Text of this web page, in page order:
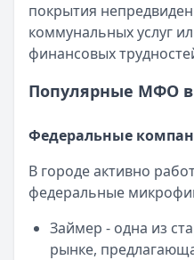
покрытия
коммунальных услуг
финансовых
Популярные МФО в
Федеральные
В городе активно
федеральные
Займер - одна из
рынке,